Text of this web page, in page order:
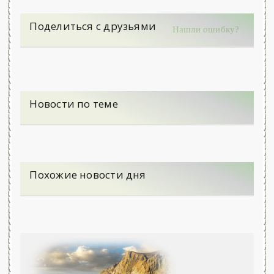
Поделиться с друзьями Нашли ошибку?
Новости по теме
Похожие новости дня